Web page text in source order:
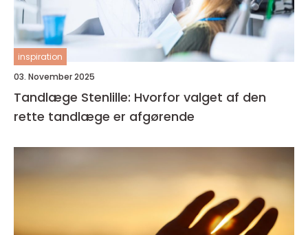
inspiration
03. November 2025
Tandlæge Stenlille: Hvorfor valget af den
rette tandlæge er afgørende